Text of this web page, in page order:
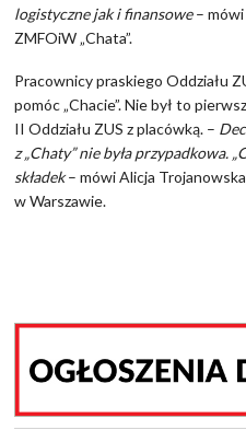
logistyczne jak i finansowe– mówi
ZMFOiW „Chata”.
Pracownicy praskiego Oddziału
pomóc „Chacie”. Nie był to
II Oddziału ZUS z placówką. –
z „Chaty” nie była przypadkowa.
składek– mówi Alicja
w Warszawie.